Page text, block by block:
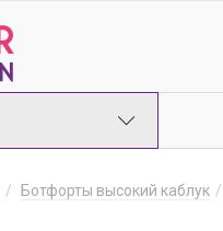
Ботфорты высокий каблук